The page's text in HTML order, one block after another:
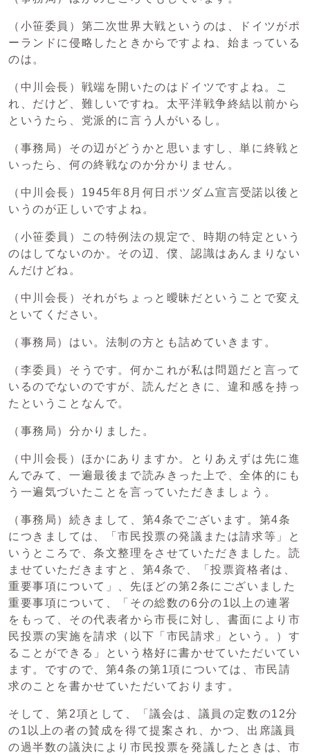
（小笹委員）第二次世界大戦というのは、ドイツがポ
ーランドに侵略したときからですよね、始まっている
のは。
（中川会長）戦端を開いたのはドイツですよね。こ
れ、だけど、難しいですね。太平洋戦争終結以前から
というたら、党派的に言う人がいるし。
（事務局）その辺がどうかと思いますし、単に終戦と
いったら、何の終戦なのか分かりません。
（中川会長）1945年8月何日ポツダム宣言受諾以後と
いうのが正しいですよね。
（小笹委員）この特例法の規定で、時期の特定という
のはしてないのか。その辺、僕、認識はあんまりない
んだけどね。
（中川会長）それがちょっと曖昧だということで変え
といてください。
（事務局）はい。法制の方とも詰めていきます。
（李委員）そうです。何かこれが私は問題だと言って
いるのでないのですが、読んだときに、違和感を持っ
たということなんで。
（事務局）分かりました。
（中川会長）ほかにありますか。とりあえずは先に進
んでみて、一遍最後まで読みきった上で、全体的にも
う一遍気づいたことを言っていただきましょう。
（事務局）続きまして、第4条でございます。第4条
につきましては、「市民投票の発議または請求等」と
いうところで、条文整理をさせていただきました。読
ませていただきますと、第4条で、「投票資格者は、
重要事項について」、先ほどの第2条にございました
重要事項について、「その総数の6分の1以上の連署
をもって、その代表者から市長に対し、書面により市
民投票の実施を請求（以下「市民請求」という。）す
ることができる」という格好に書かせていただいてい
ます。ですので、第4条の第1項については、市民請
求のことを書かせていただいております。
そして、第2項として、「議会は、議員の定数の12分
の1以上の者の賛成を得て提案され、かつ、出席議員
の過半数の議決により市民投票を発議したときは、市